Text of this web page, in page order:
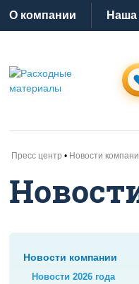
O компании Наша
Пресс центр Новости
Новости компании
Новости 2026 года